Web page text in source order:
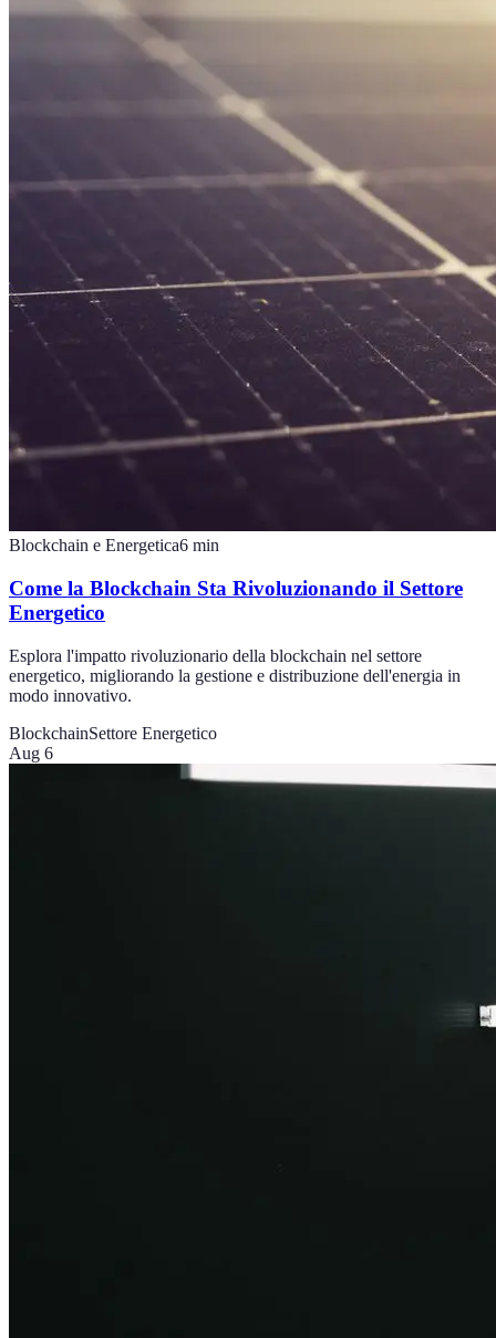
Blockchain e Energetica6 min
Come la Blockchain Sta Rivoluzionando il Settore
Energetico
Esplora l'impatto rivoluzionario della blockchain nel settore
energetico, migliorando la gestione e distribuzione dell'energia in
modo innovativo.
BlockchainSettore Energetico
Aug 6